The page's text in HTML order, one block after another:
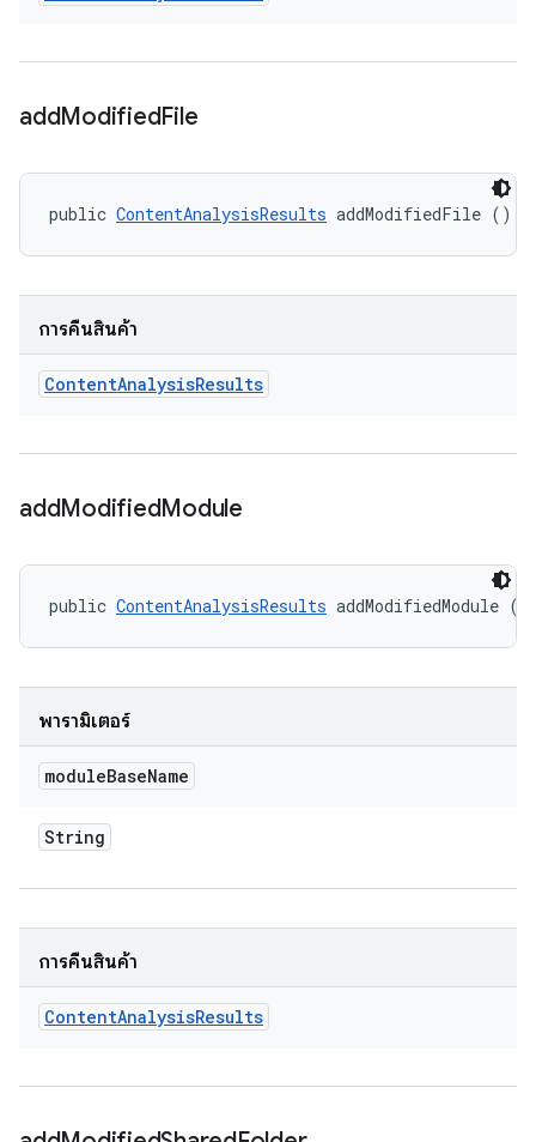
addModifiedFile
public ContentAnalysisResults addModifiedFile ()
การคืนสินค้า
ContentAnalysisResults
addModifiedModule
public ContentAnalysisResults addModifiedModule
พารามิเตอร์
moduleBaseName
String
การคืนสินค้า
ContentAnalysisResults